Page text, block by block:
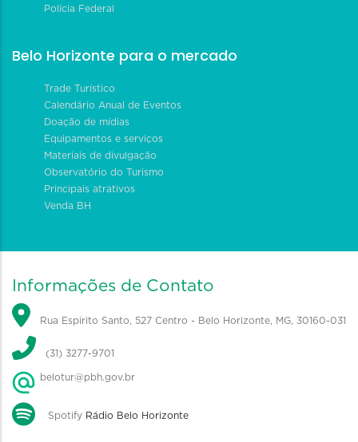
Polícia Federal
Belo Horizonte para o mercado
Trade Turístico
Calendário Anual de Eventos
Doação de mídias
Equipamentos e serviços
Materiais de divulgação
Observatório do Turismo
Principais atrativos
Venda BH
Informações de Contato
Rua Espírito Santo, 527 Centro - Belo Horizonte, MG, 30160-031
(31) 3277-9701
belotur@pbh.gov.br
Spotify Rádio Belo Horizonte